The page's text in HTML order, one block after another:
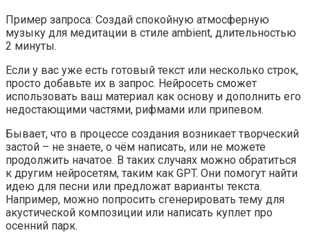
Пример запроса: Создай спокойную атмосферную
музыку для медитации в стиле ambient, длительностью
2 минуты.
Если у вас уже есть готовый текст или несколько строк,
просто добавьте их в запрос. Нейросеть сможет
использовать ваш материал как основу и дополнить его
недостающими частями, рифмами или припевом.
Бывает, что в процессе создания возникает творческий
застой – не знаете, о чём написать, или не можете
продолжить начатое. В таких случаях можно обратиться
к другим нейросетям, таким как GPT. Они помогут найти
идею для песни или предложат варианты текста.
Например, можно попросить сгенерировать тему для
акустической композиции или написать куплет про
осенний парк.